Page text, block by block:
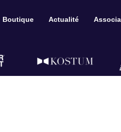
Boutique Actualité